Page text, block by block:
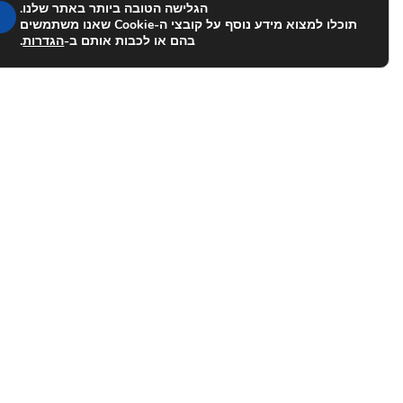
הגלישה הטובה ביותר באתר שלנו.
תוכלו למצוא מידע נוסף על קובצי ה-Cookie שאנו משתמשים
בהם או לכבות אותם ב-הגדרות.